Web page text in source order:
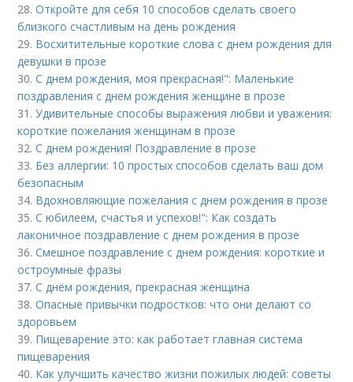
28.Откройте для себя 10 способов сделать своего
близкого счастливым на день рождения
29. Восхитительные короткие слова с днем рождения для
девушки в прозе
30.С днем рождения, моя прекрасная!": Маленькие
поздравления с днем рождения женщине в прозе
31.Удивительные способы выражения любви и уважения:
короткие пожелания женщинам в прозе
32.С днем рождения! Поздравление в прозе
33. Без аллергии: 10 простых способов сделать ваш дом
безопасным
34. Вдохновляющие пожелания с днем рождения в прозе
35.С юбилеем, счастья и успехов!": Как создать
лаконичное поздравление с днем рождения в прозе
36.Смешное поздравление с днем рождения: короткие и
остроумные фразы
37.С днём рождения, прекрасная женщина
38.Опасные привычки подростков: что они делают со
здоровьем
39. Пищеварение это: как работает главная система
пищеварения
40. Как улучшить качество жизни пожилых людей: советы